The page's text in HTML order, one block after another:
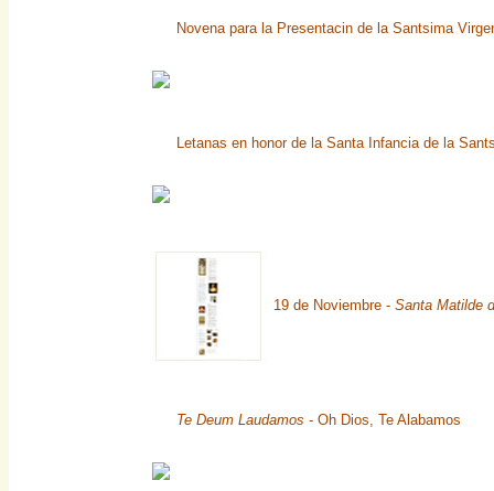
Novena para la Presentacin de la Santsima
Letanas en honor de la Santa Infancia de la
19 de Noviembre - Santa Matilde
Te Deum Laudamos - Oh Dios, Te Alabamos